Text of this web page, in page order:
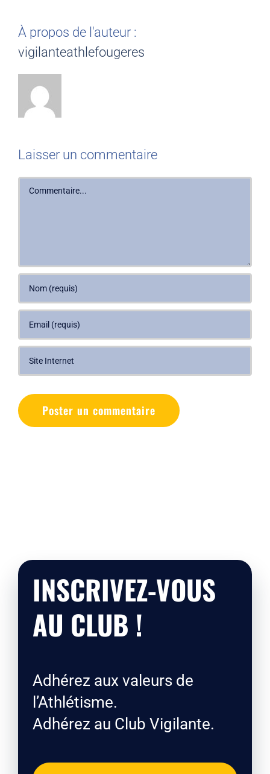
À propos de l'auteur :
vigilanteathlefougeres
Laisser un commentaire
Commentaire
INSCRIVEZ-VOUS
AU CLUB !
Adhérez aux valeurs de
l’Athlétisme.
Adhérez au Club Vigilante.